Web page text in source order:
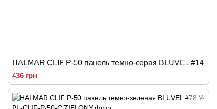
HALMAR CLIF P-50 панель темно-серая BLUVEL #14
436 грн